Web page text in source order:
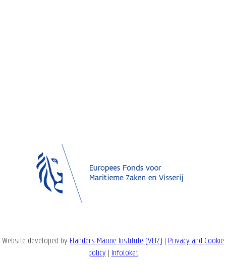
Website developed by Flanders Marine Institute (VLIZ) | Privacy and Cookie
policy | Infoloket